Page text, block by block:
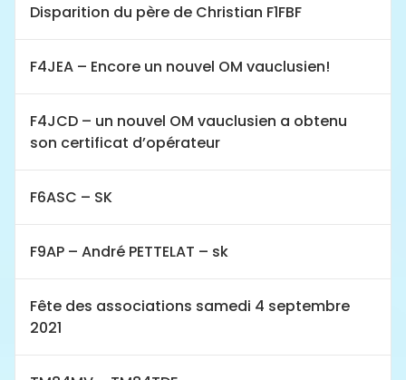
Disparition du père de Christian F1FBF
F4JEA – Encore un nouvel OM vauclusien!
F4JCD – un nouvel OM vauclusien a obtenu
son certificat d’opérateur
F6ASC – SK
F9AP – André PETTELAT – sk
Fête des associations samedi 4 septembre
2021